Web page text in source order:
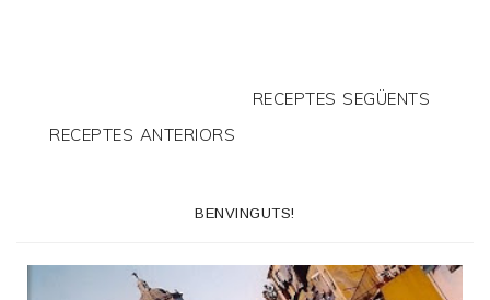
RECEPTES SEGÜENTS
RECEPTES ANTERIORS
BENVINGUTS!